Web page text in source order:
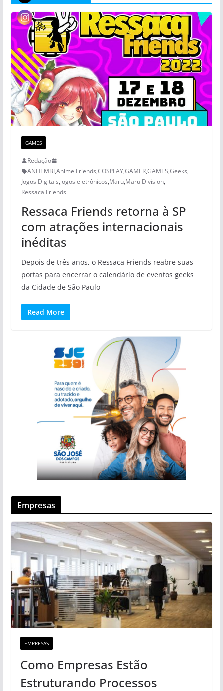
GAMES
Redação
ANHEMBI,Anime Friends,COSPLAY,GAMER,GAMES,Geeks,
Jogos Digitais,jogos eletrônicos,Maru,Maru Division,
Ressaca Friends
Ressaca Friends retorna à SP
com atrações internacionais
inéditas
Depois de três anos, o Ressaca Friends reabre suas
portas para encerrar o calendário de eventos geeks
da Cidade de São Paulo
Read More
Empresas
EMPRESAS
Como Empresas Estão
Estruturando Processos